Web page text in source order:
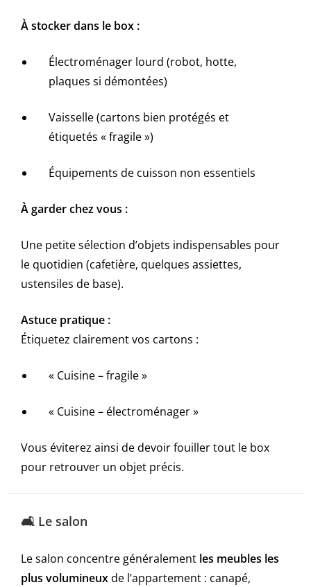
À stocker dans le box :
Électroménager lourd (robot, hotte,
plaques si démontées)
Vaisselle (cartons bien protégés et
étiquetés « fragile »)
Équipements de cuisson non essentiels
À garder chez vous :
Une petite sélection d’objets indispensables pour
le quotidien (cafetière, quelques assiettes,
ustensiles de base).
Astuce pratique :
Étiquetez clairement vos cartons :
« Cuisine – fragile »
« Cuisine – électroménager »
Vous éviterez ainsi de devoir fouiller tout le box
pour retrouver un objet précis.
🛋️ Le salon
Le salon concentre généralement les meubles les
plus volumineuxde l’appartement : canapé,